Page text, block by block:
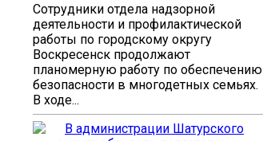
Сотрудники отдела надзорной
деятельности и профилактической
работы по городскому округу
Воскресенск продолжают
планомерную работу по обеспечению
безопасности в многодетных семьях.
В ходе...